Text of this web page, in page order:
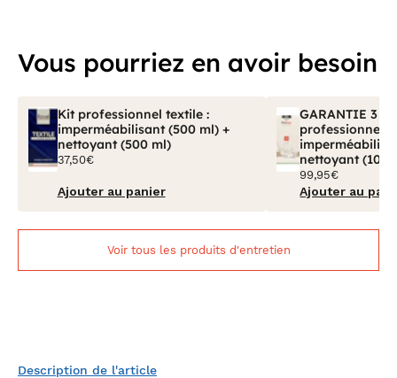
Vous pourriez en avoir besoin
Kit professionnel textile :
imperméabilisant (500 ml) +
nettoyant (500 ml)
37,50€
Ajouter au panier
GARANTIE 3
professionnel
nettoyant (100
99,95€
Ajouter au
Voir tous les produits d'entretien
Description de l'article